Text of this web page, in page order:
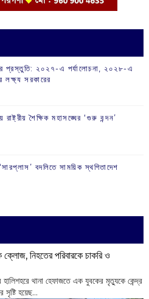
প্রস্তুতি: ২০২৭-এ পর্যালোচনা, ২০২৮-এ
লক্ষ্য সরকারের
শৈক্ষিক মহাসঙ্ঘের ‘গুরু বন্দন’
বদলিতে সাময়িক স্থগিতাদেশ
নিহতের পরিবারকে চাকরি ও
থানা হেফাজতে এক যুবকের মৃত্যুকে কেন্দ্র
হয়েছ...